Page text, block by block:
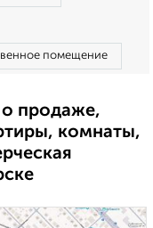
помещение
продаже,
комнаты,